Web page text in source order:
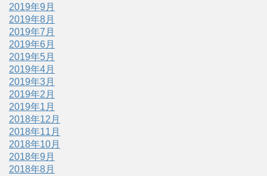
2019年9月
2019年8月
2019年7月
2019年6月
2019年5月
2019年4月
2019年3月
2019年2月
2019年1月
2018年12月
2018年11月
2018年10月
2018年9月
2018年8月